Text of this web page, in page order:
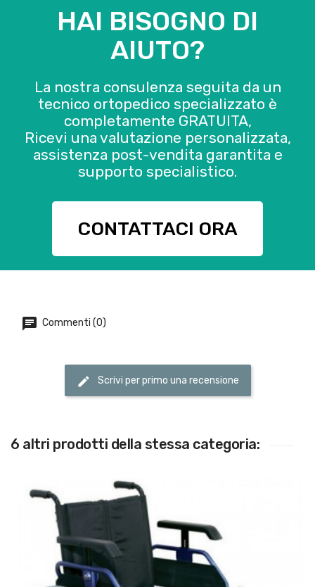
HAI BISOGNO DI
AIUTO?
La nostra consulenza seguita da un
tecnico ortopedico specializzato è
completamente GRATUITA,
Ricevi una valutazione personalizzata,
assistenza post-vendita garantita e
supporto specialistico.
CONTATTACI ORA
Commenti (0)
Scrivi per primo una recensione
6 altri prodotti della stessa categoria: